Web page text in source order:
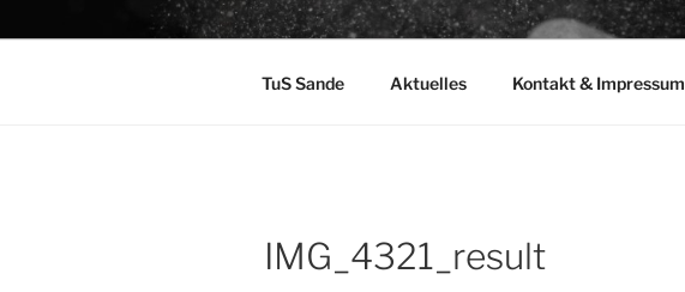
TuS Sande Aktuelles Kontakt & Impressum
IMG_4321_result